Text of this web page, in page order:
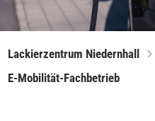
Lackierzentrum Niedernhall
E-Mobilität-Fachbetrieb